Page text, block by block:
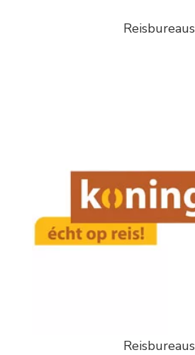
Reisbureaus
Reisbureaus